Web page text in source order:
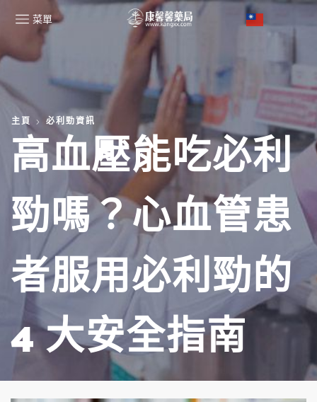
菜單
主頁 必利勁資訊
高血壓能吃必利
勁嗎？心血管患
者服用必利勁的
4 大安全指南